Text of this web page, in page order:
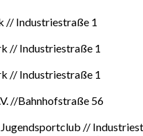
// Industriestraße 1
// Industriestraße 1
// Industriestraße 1
//Bahnhofstraße 56
//